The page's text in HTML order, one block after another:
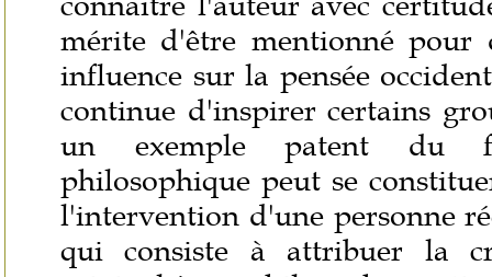
mérite d'être mentionné pour
influence sur la pensée
continue d'inspirer certains
un exemple patent du
philosophique peut se
l'intervention d'une personne
qui consiste à attribuer la